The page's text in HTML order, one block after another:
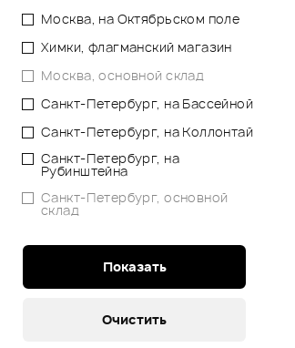
Москва, на Октябрьском поле
Химки, флагманский магазин
Москва, основной склад
Санкт-Петербург, на Бассейной
Санкт-Петербург, на Коллонтай
Санкт-Петербург, на
Рубинштейна
Санкт-Петербург, основной
склад